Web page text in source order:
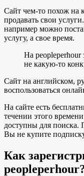
Сайт чем-то похож на
продавать свои
например можно
услугу, а свое время.
На peopleperhour
не какую-то
Сайт на английском,
воспользоваться
На сайте есть
течении этого
доступны для поиска.
Вы не купите
Как